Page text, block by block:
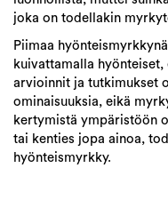
joka on todellakin
Piimaa
kuivattamalla
arvioinnit ja tutkimukset
ominaisuuksia, eikä
kertymistä ympäristöön
tai kenties jopa ainoa,
hyönteismyrkky.